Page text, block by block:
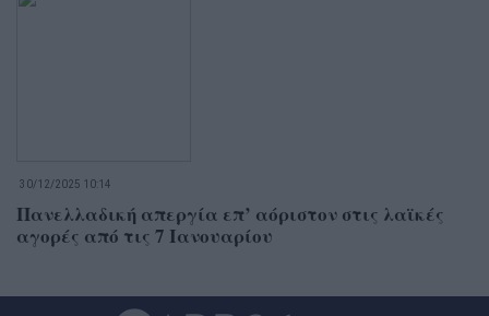
30/12/2025 10:14
Πανελλαδική απεργία επ’ αόριστον στις λαϊκές
αγορές από τις 7 Ιανουαρίου